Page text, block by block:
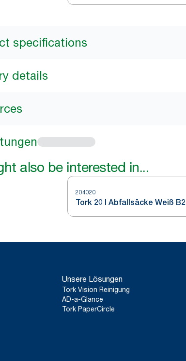
specifications
details
also be interested in...
204020
Tork 20 l Abfallsäcke Weiß B2
Unsere Lösungen
Tork Vision Reinigung
AD-a-Glance
Tork PaperCircle